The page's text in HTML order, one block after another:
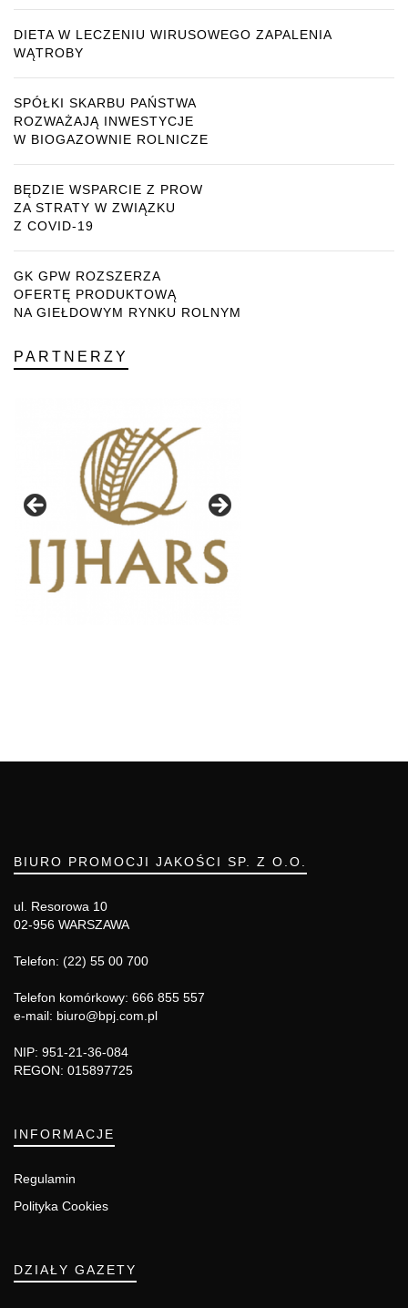
DIETA W LECZENIU WIRUSOWEGO ZAPALENIA
WĄTROBY
SPÓŁKI SKARBU PAŃSTWA
ROZWAŻAJĄ INWESTYCJE
W BIOGAZOWNIE ROLNICZE
BĘDZIE WSPARCIE Z PROW
ZA STRATY W ZWIĄZKU
Z COVID-19
GK GPW ROZSZERZA
OFERTĘ PRODUKTOWĄ
NA GIEŁDOWYM RYNKU ROLNYM
PARTNERZY
BIURO PROMOCJI JAKOŚCI SP. Z O.O.
ul. Resorowa 10
02-956 WARSZAWA
Telefon: (22) 55 00 700
Telefon komórkowy: 666 855 557
e-mail: biuro@bpj.com.pl
NIP: 951-21-36-084
REGON: 015897725
INFORMACJE
Regulamin
Polityka Cookies
DZIAŁY GAZETY